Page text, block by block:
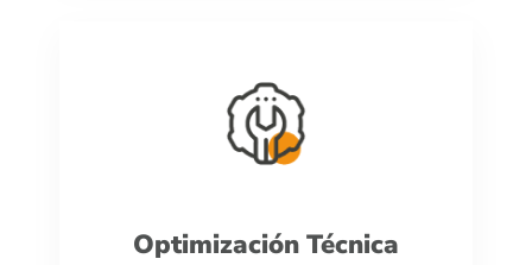
Optimización Técnica